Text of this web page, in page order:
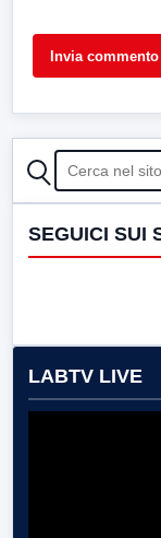
CERCA
SEGUICI SUI
LABTV LIVE